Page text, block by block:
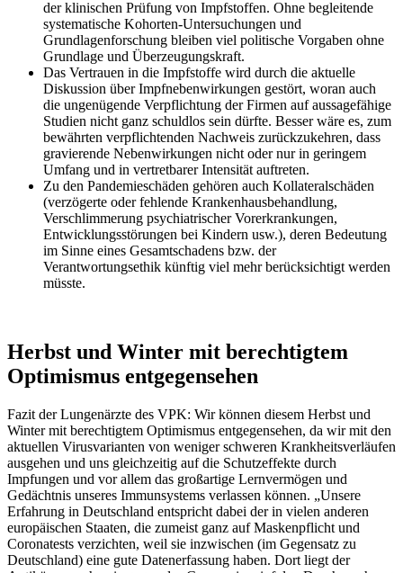
der klinischen Prüfung von Impfstoffen. Ohne begleitende
systematische Kohorten-Untersuchungen und
Grundlagenforschung bleiben viel politische Vorgaben ohne
Grundlage und Überzeugungskraft.
Das Vertrauen in die Impfstoffe wird durch die aktuelle
Diskussion über Impfnebenwirkungen gestört, woran auch
die ungenügende Verpflichtung der Firmen auf aussagefähige
Studien nicht ganz schuldlos sein dürfte. Besser wäre es, zum
bewährten verpflichtenden Nachweis zurückzukehren, dass
gravierende Nebenwirkungen nicht oder nur in geringem
Umfang und in vertretbarer Intensität auftreten.
Zu den Pandemieschäden gehören auch Kollateralschäden
(verzögerte oder fehlende Krankenhausbehandlung,
Verschlimmerung psychiatrischer Vorerkrankungen,
Entwicklungsstörungen bei Kindern usw.), deren Bedeutung
im Sinne eines Gesamtschadens bzw. der
Verantwortungsethik künftig viel mehr berücksichtigt werden
müsste.
Herbst und Winter mit berechtigtem
Optimismus entgegensehen
Fazit der Lungenärzte des VPK: Wir können diesem Herbst und
Winter mit berechtigtem Optimismus entgegensehen, da wir mit den
aktuellen Virusvarianten von weniger schweren Krankheitsverläufen
ausgehen und uns gleichzeitig auf die Schutzeffekte durch
Impfungen und vor allem das großartige Lernvermögen und
Gedächtnis unseres Immunsystems verlassen können. „Unsere
Erfahrung in Deutschland entspricht dabei der in vielen anderen
europäischen Staaten, die zumeist ganz auf Maskenpflicht und
Coronatests verzichten, weil sie inzwischen (im Gegensatz zu
Deutschland) eine gute Datenerfassung haben. Dort liegt der